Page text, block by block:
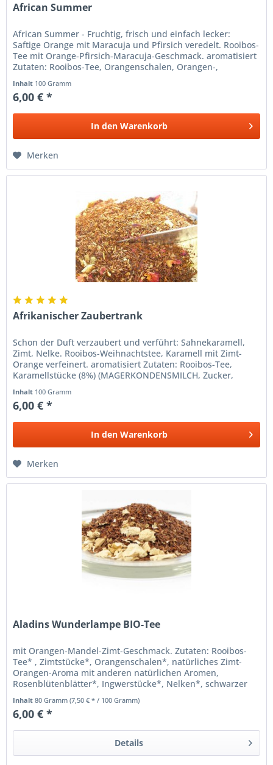
African Summer
African Summer - Fruchtig, frisch und einfach lecker:
Saftige Orange mit Maracuja und Pfirsich veredelt. Rooibos-
Tee mit Orange-Pfirsich-Maracuja-Geschmack. aromatisiert
Zutaten: Rooibos-Tee, Orangenschalen, Orangen-,
Inhalt 100 Gramm
6,00 € *
In den Warenkorb
Merken
Afrikanischer Zaubertrank
Schon der Duft verzaubert und verführt: Sahnekaramell,
Zimt, Nelke. Rooibos-Weihnachtstee, Karamell mit Zimt-
Orange verfeinert. aromatisiert Zutaten: Rooibos-Tee,
Karamellstücke (8%) (MAGERKONDENSMILCH, Zucker,
Inhalt 100 Gramm
6,00 € *
In den Warenkorb
Merken
Aladins Wunderlampe BIO-Tee
mit Orangen-Mandel-Zimt-Geschmack. Zutaten: Rooibos-
Tee* , Zimtstücke*, Orangenschalen*, natürliches Zimt-
Orangen-Aroma mit anderen natürlichen Aromen,
Rosenblütenblätter*, Ingwerstücke*, Nelken*, schwarzer
Inhalt80 Gramm(7,50 € * / 100 Gramm)
6,00 € *
Details